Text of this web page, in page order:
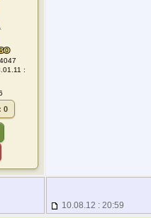
:
0
10.08.12 : 20:59